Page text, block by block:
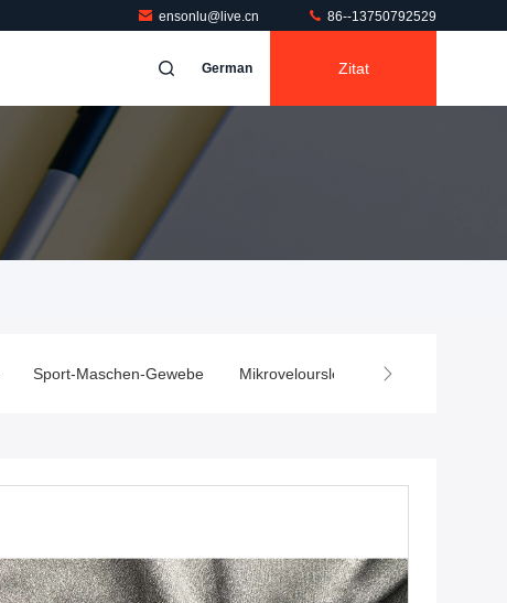
ensonlu@live.cn 86--13750792529
German Zitat
Sport-Maschen-Gewebe Mikroveloursleder-Polyester-Gewebe